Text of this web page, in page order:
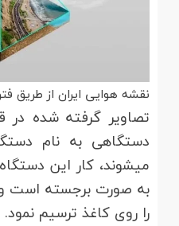
نقشه هوایی ایران از طریق
تصاویر گرفته شده در
دستگاهی به نام
میشوند، کار این
به صورت برجسته است
را روی کاغذ ترسیم نمود.